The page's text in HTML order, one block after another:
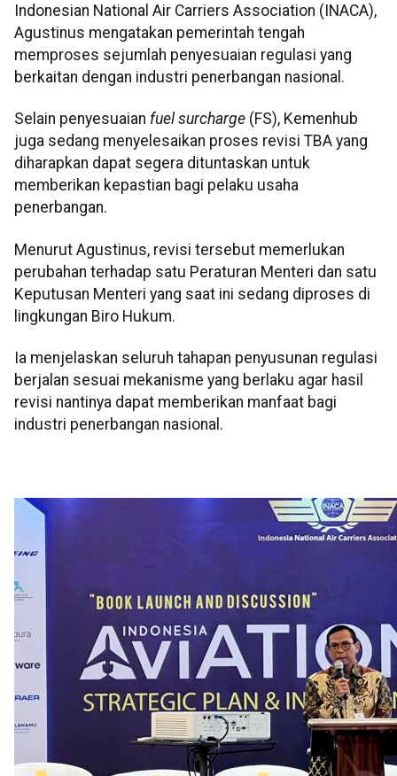
Indonesian National Air Carriers Association (INACA),
Agustinus mengatakan pemerintah tengah
memproses sejumlah penyesuaian regulasi yang
berkaitan dengan industri penerbangan nasional.
Selain penyesuaian fuel surcharge (FS), Kemenhub
juga sedang menyelesaikan proses revisi TBA yang
diharapkan dapat segera dituntaskan untuk
memberikan kepastian bagi pelaku usaha
penerbangan.
Menurut Agustinus, revisi tersebut memerlukan
perubahan terhadap satu Peraturan Menteri dan satu
Keputusan Menteri yang saat ini sedang diproses di
lingkungan Biro Hukum.
Ia menjelaskan seluruh tahapan penyusunan regulasi
berjalan sesuai mekanisme yang berlaku agar hasil
revisi nantinya dapat memberikan manfaat bagi
industri penerbangan nasional.